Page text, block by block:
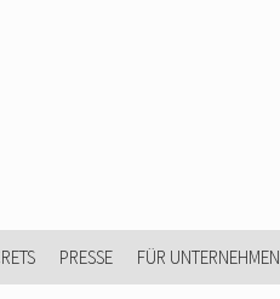
PRESSE FÜR UNTERNEHMEN